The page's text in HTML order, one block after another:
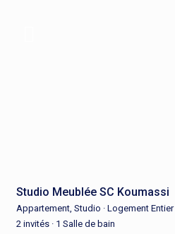
Studio Meublée SC Koumassi
Appartement,Studio · Logement Entier
2 invités · 1 Salle de bain